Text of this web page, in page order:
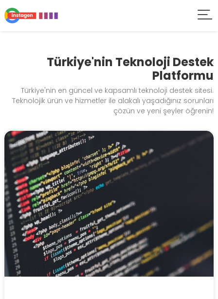
Türkiye'nin Teknoloji Destek
Platformu
Türkiye'nin en güncel ve kapsamlı teknoloji destek sitesi.
Teknolojik ürün ve hizmetler ile alakalı yaşadığınız sorunları
çözün ve yeni şeyler öğrenin!